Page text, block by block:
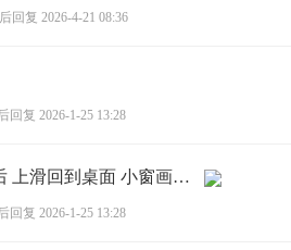
回复 2026-4-21 08:36
回复 2026-1-25 13:28
[BUG]小窗在桌面操作后 上滑回到桌面 小窗画面消失
回复 2026-1-25 13:28